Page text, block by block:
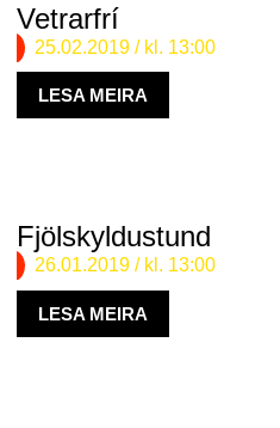
Vetrarfrí
25.02.2019/ kl. 13:00
LESA MEIRA
Fjölskyldustund
26.01.2019/ kl. 13:00
LESA MEIRA